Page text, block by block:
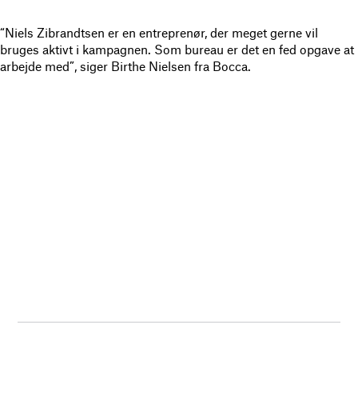
“Niels Zibrandtsen er en entreprenør, der meget gerne vil
bruges aktivt i kampagnen. Som bureau er det en fed opgave at
arbejde med”, siger Birthe Nielsen fra Bocca.